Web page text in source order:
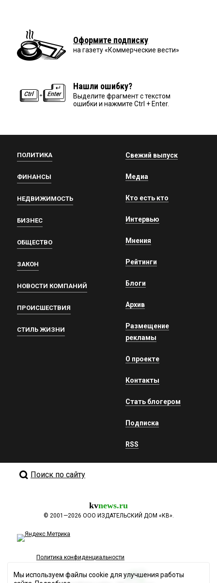
Оформите подписку
на газету «Коммерческие вести»
Нашли ошибку?
Выделите фрагмент с текстом
ошибки и нажмите Ctrl + Enter.
ПОЛИТИКА
ФИНАНСЫ
НЕДВИЖИМОСТЬ
БИЗНЕС
ОБЩЕСТВО
ЗАКОН
НОВОСТИ КОМПАНИЙ
ПРОИСШЕСТВИЯ
СТИЛЬ ЖИЗНИ
Свежий выпуск
Медиа
Кто есть кто
Интервью
Мнения
Рейтинги
Блоги
Архив
Размещение
рекламы
О проекте
Контакты
Стать блогером
Подписка
RSS
Поиск по сайту
kvnews.ru
© 2001—2026 ООО ИЗДАТЕЛЬСКИЙ ДОМ «КВ».
Политика конфиденциальности
Мы используем файлы cookie для улучшения работы